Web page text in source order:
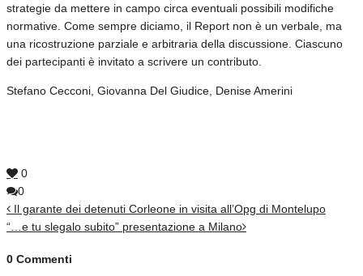
strategie da mettere in campo circa eventuali possibili modifiche
normative. Come sempre diciamo, il Report non è un verbale, ma
una ricostruzione parziale e arbitraria della discussione. Ciascuno
dei partecipanti è invitato a scrivere un contributo.
Stefano Cecconi, Giovanna Del Giudice, Denise Amerini
0
0
Il garante dei detenuti Corleone in visita all’Opg di Montelupo
“…e tu slegalo subito” presentazione a Milano
0 Commenti